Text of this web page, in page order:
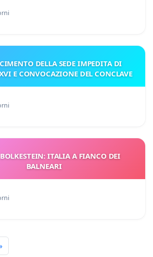
DELLA SEDE IMPEDITA DI
E CONVOCAZIONE DEL CONCLAVE
ITALIA A FIANCO DEI
BALNEARI